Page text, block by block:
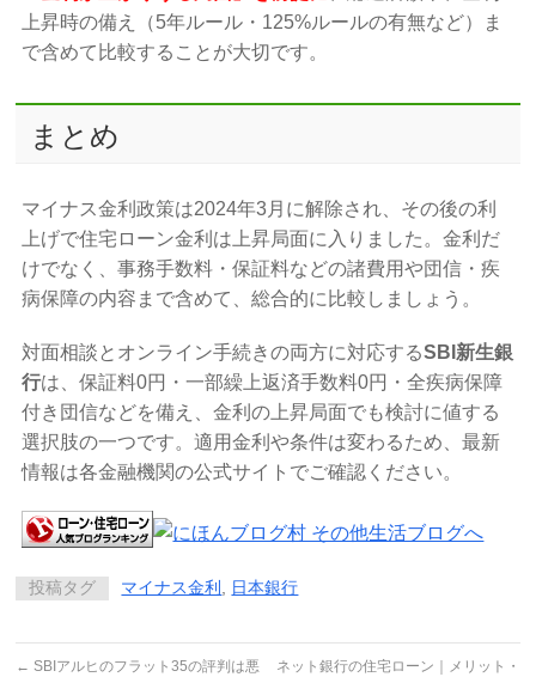
上昇時の備え（5年ルール・125%ルールの有無など）ま
で含めて比較することが大切です。
まとめ
マイナス金利政策は2024年3月に解除され、その後の利
上げで住宅ローン金利は上昇局面に入りました。金利だ
けでなく、事務手数料・保証料などの諸費用や団信・疾
病保障の内容まで含めて、総合的に比較しましょう。
対面相談とオンライン手続きの両方に対応するSBI新生銀
行は、保証料0円・一部繰上返済手数料0円・全疾病保障
付き団信などを備え、金利の上昇局面でも検討に値する
選択肢の一つです。適用金利や条件は変わるため、最新
情報は各金融機関の公式サイトでご確認ください。
投稿タグ マイナス金利 日本銀行
← SBIアルヒのフラット35の評判は悪
ネット銀行の住宅ローン｜メリット・